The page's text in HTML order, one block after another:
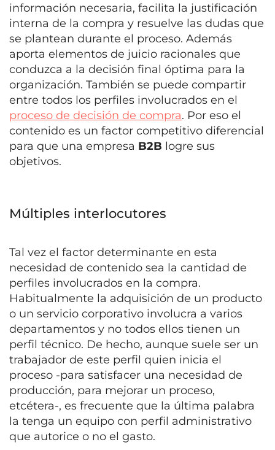
información necesaria, facilita la justificación
interna de la compra y resuelve las dudas que
se plantean durante el proceso. Además
aporta elementos de juicio racionales que
conduzca a la decisión final óptima para la
organización. También se puede compartir
entre todos los perfiles involucrados en el
proceso de decisión de compra. Por eso el
contenido es un factor competitivo diferencial
para que una empresa B2B logre sus
objetivos.
Múltiples interlocutores
Tal vez el factor determinante en esta
necesidad de contenido sea la cantidad de
perfiles involucrados en la compra.
Habitualmente la adquisición de un producto
o un servicio corporativo involucra a varios
departamentos y no todos ellos tienen un
perfil técnico. De hecho, aunque suele ser un
trabajador de este perfil quien inicia el
proceso -para satisfacer una necesidad de
producción, para mejorar un proceso,
etcétera-, es frecuente que la última palabra
la tenga un equipo con perfil administrativo
que autorice o no el gasto.